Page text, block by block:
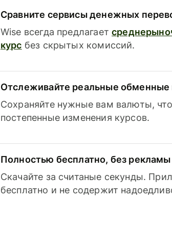
Сравните сервисы денежных
Wise всегда предлагает
курс без скрытых комиссий.
Отслеживайте реальные обменные
Сохраняйте нужные вам валюты,
постепенные изменения курсов.
Полностью бесплатно, без рекламы
Скачайте за считаные секунды.
бесплатно и не содержит